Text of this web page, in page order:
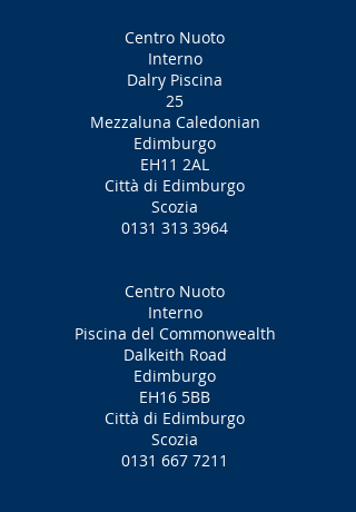
Centro Nuoto
Interno
Dalry Piscina
25
Mezzaluna Caledonian
Edimburgo
EH11 2AL
Città di Edimburgo
Scozia
0131 313 3964
Centro Nuoto
Interno
Piscina del Commonwealth
Dalkeith Road
Edimburgo
EH16 5BB
Città di Edimburgo
Scozia
0131 667 7211